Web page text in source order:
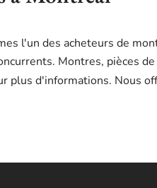
l'un des acheteurs de
Montres, pièces
plus d'informations. Nous